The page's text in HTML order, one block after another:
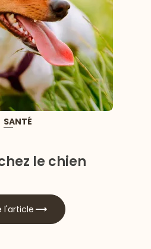
SANTÉ
le chien
l'article